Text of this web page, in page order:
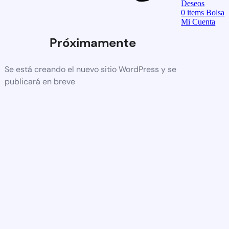
Próximamente
Se está creando el nuevo sitio WordPress y se
publicará en breve
Deseos
0items Bolsa
Mi Cuenta